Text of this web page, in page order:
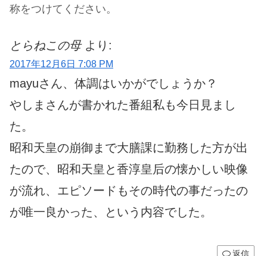
称をつけてください。
とらねこの母 より:
2017年12月6日 7:08 PM
mayuさん、体調はいかがでしょうか？
やしまさんが書かれた番組私も今日見まし
た。
昭和天皇の崩御まで大膳課に勤務した方が出
たので、昭和天皇と香淳皇后の懐かしい映像
が流れ、エピソードもその時代の事だったの
が唯一良かった、という内容でした。
返信